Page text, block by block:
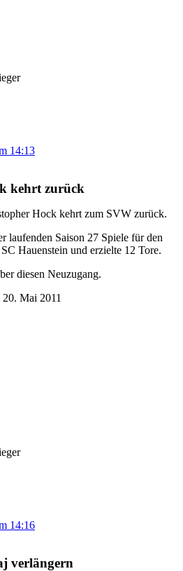
14:13
kehrt zurück
Hock kehrt zum SVW zurück.
laufenden Saison 27 Spiele für den
Hauenstein und erzielte 12 Tore.
diesen Neuzugang.
Mai 2011
14:16
verlängern